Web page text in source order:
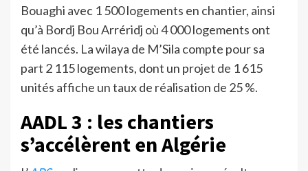
Bouaghi avec 1 500 logements en chantier, ainsi
qu’à Bordj Bou Arréridj où 4 000 logements ont
été lancés. La wilaya de M’Sila compte pour sa
part 2 115 logements, dont un projet de 1 615
unités affiche un taux de réalisation de 25 %.
AADL 3 : les chantiers
s’accélèrent en Algérie